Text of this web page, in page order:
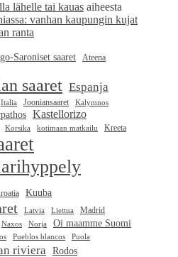
lähelle tai kauas aiheesta
vanhan kaupungin kujat
ranta
Saroniset saaret
Ateena
saaret Espanja
Italia Jooniansaaret Kalymnos
Kastellorizo
Korsika kotimaan matkailu Kreeta
Kuuba
Latvia Liettua Madrid
Naxos Norja Oi maamme Suomi
Pueblos blancos Puola
riviera Rodos